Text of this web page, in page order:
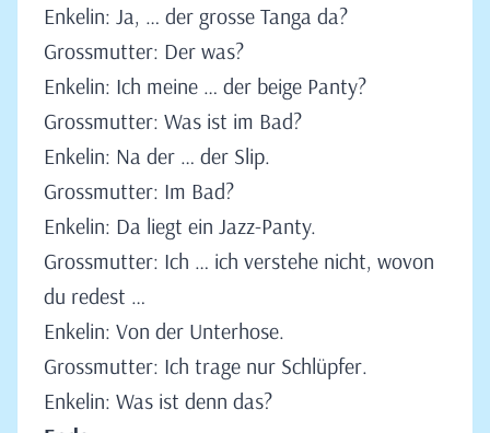
Enkelin: Ja, … der grosse Tanga da?
Grossmutter: Der was?
Enkelin: Ich meine … der beige Panty?
Grossmutter: Was ist im Bad?
Enkelin: Na der … der Slip.
Grossmutter: Im Bad?
Enkelin: Da liegt ein Jazz-Panty.
Grossmutter: Ich … ich verstehe nicht, wovon
du redest …
Enkelin: Von der Unterhose.
Grossmutter: Ich trage nur Schlüpfer.
Enkelin: Was ist denn das?